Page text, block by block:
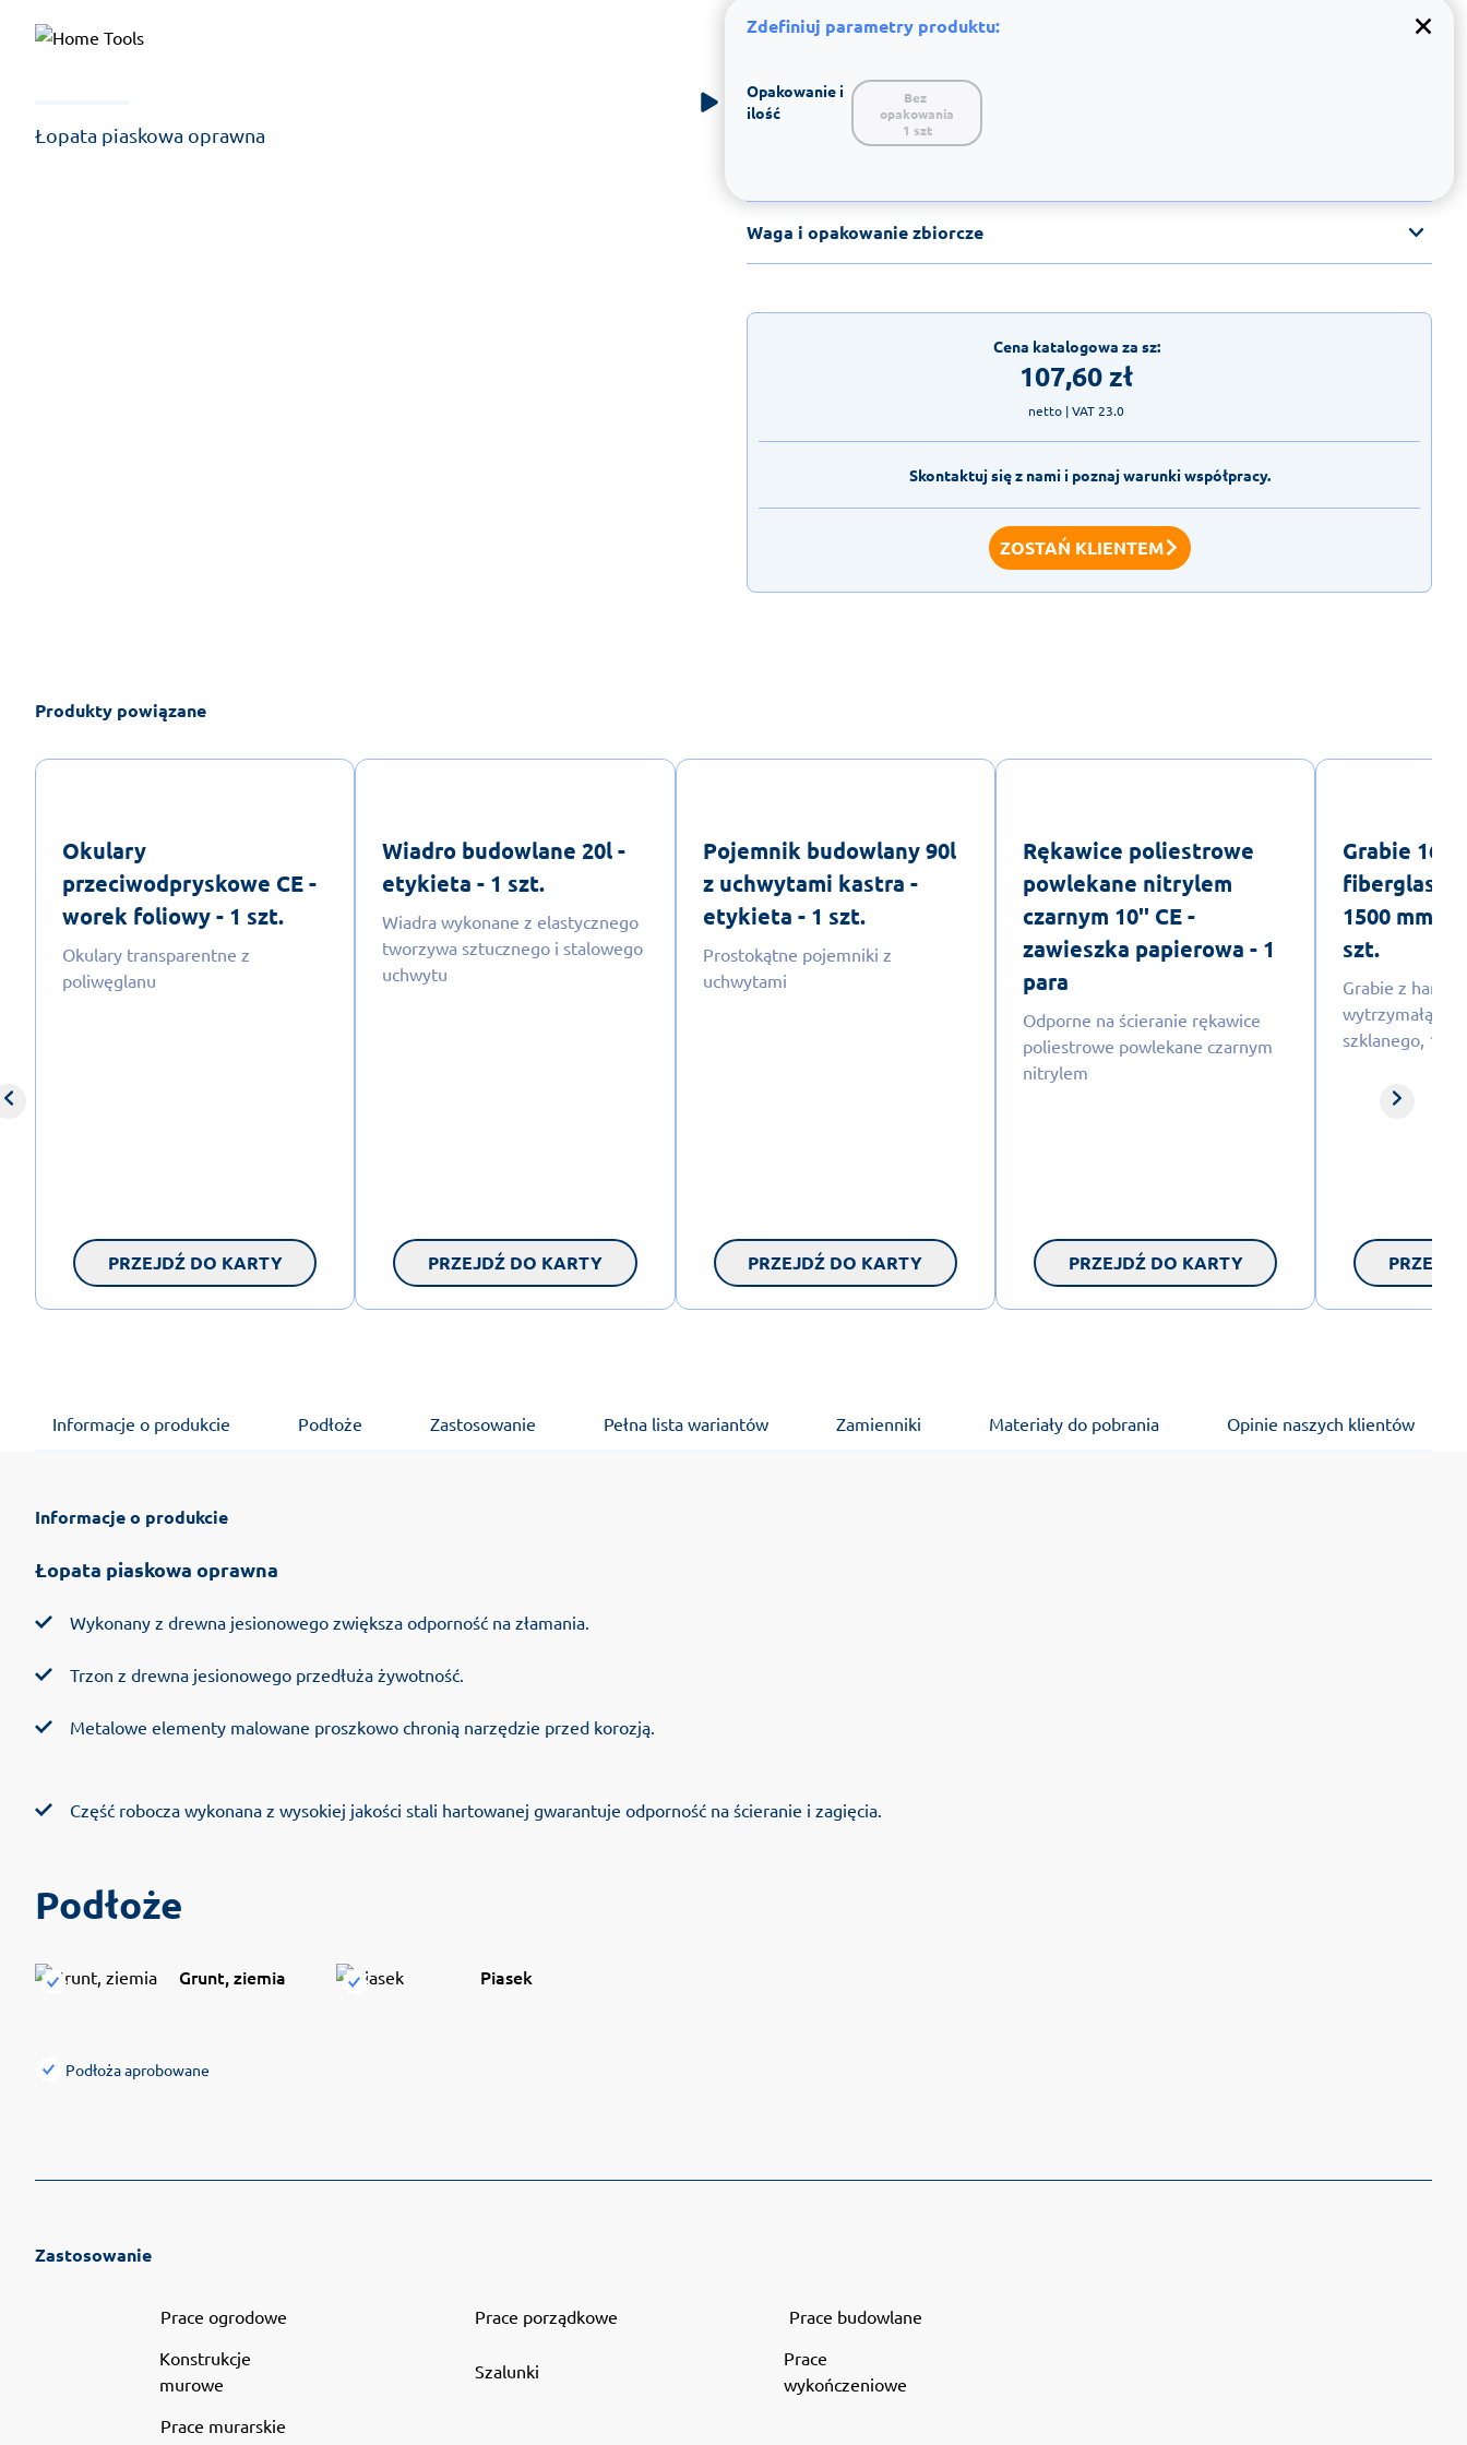
Łopata piaskowa oprawna
Zdefiniuj parametry produktu:
Opakowanie i
ilość
Bez
opakowania
1 szt
Waga i opakowanie zbiorcze
Cena katalogowa za sz:
107,60zł
netto | VAT 23.0
Skontaktuj się z nami i poznaj warunki współpracy.
ZOSTAŃ KLIENTEM
Produkty powiązane
Okulary
przeciwodpryskowe CE -
worek foliowy - 1 szt.
Okulary transparentne z
poliwęglanu
PRZEJDŹ DO KARTY
Wiadro budowlane 20l -
etykieta - 1 szt.
Wiadra wykonane z elastycznego
tworzywa sztucznego i stalowego
uchwytu
PRZEJDŹ DO KARTY
Pojemnik budowlany 90l
z uchwytami kastra -
etykieta - 1 szt.
Prostokątne pojemniki z
uchwytami
PRZEJDŹ DO KARTY
Rękawice poliestrowe
powlekane nitrylem
czarnym 10'' CE -
zawieszka papierowa - 1
para
Odporne na ścieranie rękawice
poliestrowe powlekane czarnym
nitrylem
PRZEJDŹ DO KARTY
Grabie 16
fiberglass
1500 mm -
szt.
Grabie z
wytrzymałą
szklanego, 150
Informacje o produkcie Podłoże Zastosowanie Pełna lista wariantów Zamienniki Materiały do pobrania Opinie naszych klientów
Informacje o produkcie
Łopata piaskowa oprawna
Wykonany z drewna jesionowego zwiększa odporność na złamania.
Trzon z drewna jesionowego przedłuża żywotność.
Metalowe elementy malowane proszkowo chronią narzędzie przed korozją.
Część robocza wykonana z wysokiej jakości stali hartowanej gwarantuje odporność na ścieranie i zagięcia.
Podłoże
Grunt, ziemia Piasek
Podłoża aprobowane
Zastosowanie
Prace ogrodowe Prace porządkowe
Prace budowlane
Konstrukcje
murowe
Szalunki
Prace
wykończeniowe
Prace murarskie